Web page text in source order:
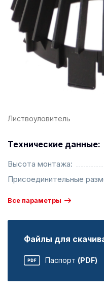
Листвоуловитель
Технические данные:
Высота монтажа:
Присоединительные
Все параметры
Файлы для
Паспорт (PDF)